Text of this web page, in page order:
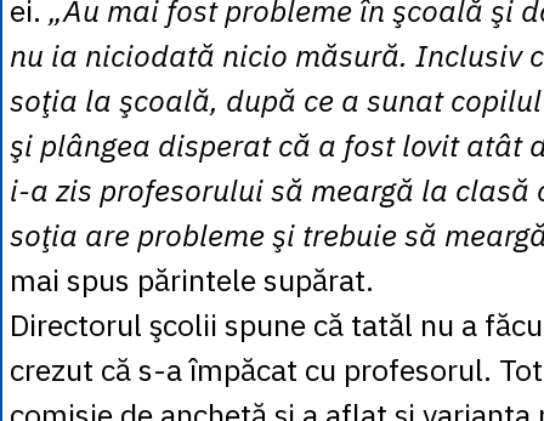
ei. „Au mai fost probleme în şcoală şi
nu ia niciodată nicio măsură. Inclusiv
soţia la şcoală, după ce a sunat
şi plângea disperat că a fost lovit atât
i-a zis profesorului să meargă la clasă
soţia are probleme şi trebuie să
mai spus părintele supărat.
Directorul şcolii spune că tatăl nu a
crezut că s-a împăcat cu profesorul.